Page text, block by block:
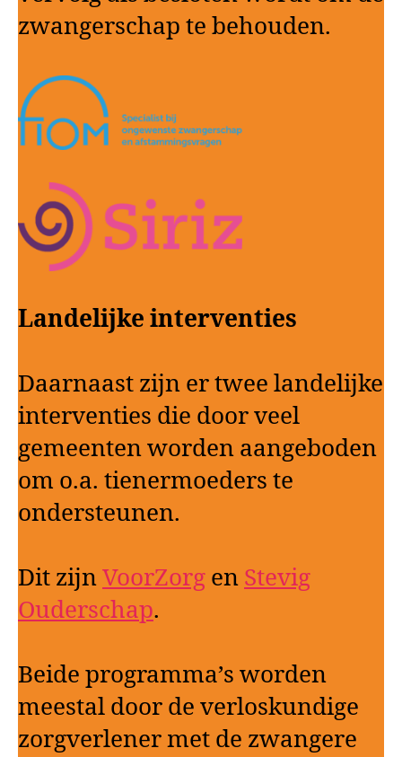
zwangerschap te behouden.
Landelijke interventies
Daarnaast zijn er twee landelijke
interventies die door veel
gemeenten worden aangeboden
om o.a. tienermoeders te
ondersteunen.
Dit zijnVoorZorg en Stevig
Ouderschap.
Beide programma’s worden
meestal door de verloskundige
zorgverlener met de zwangere